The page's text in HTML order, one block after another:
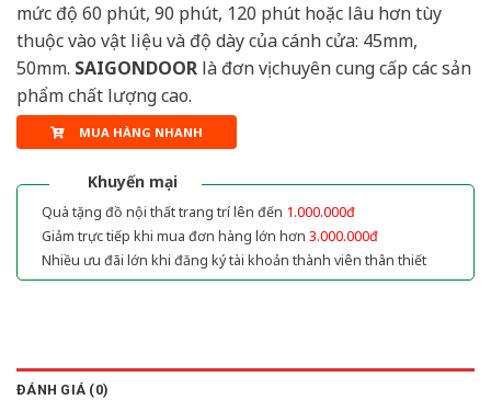
mức độ 60 phút, 90 phút, 120 phút hoặc lâu hơn tùy
thuộc vào vật liệu và độ dày của cánh cửa: 45mm,
50mm. SAIGONDOOR là đơn vị chuyên cung cấp các sản
phẩm chất lượng cao.
MUA HÀNG NHANH
Khuyến mại
Quà tặng đồ nội thất trang trí lên đến 1.000.000đ
Giảm trực tiếp khi mua đơn hàng lớn hơn 3.000.000đ
Nhiều ưu đãi lớn khi đăng ký tài khoản thành viên thân thiết
ĐÁNH GIÁ (0)